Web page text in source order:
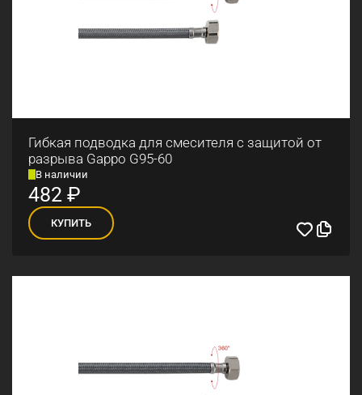
Гибкая подводка для смесителя с защитой от
разрыва Gappo G95-60
В наличии
482₽
КУПИТЬ